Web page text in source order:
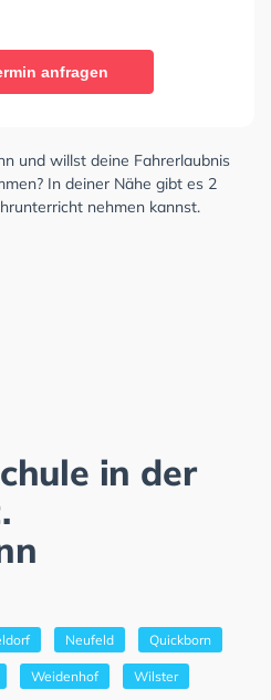
anfragen
und willst deine Fahrerlaubnis
In deiner Nähe gibt es 2
nehmen kannst.
in der
Neufeld Quickborn
Weidenhof Wilster